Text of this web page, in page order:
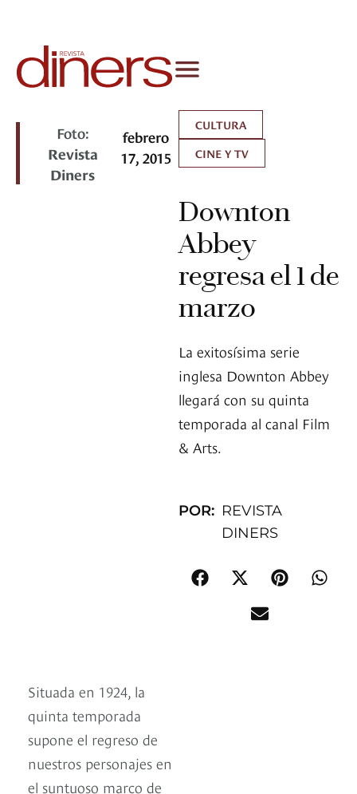
Foto:
Revista
Diners
febrero
17, 2015
CULTURA
CINE Y TV
Downton
Abbey
regresa el 1 de
marzo
La exitosísima serie
inglesa Downton Abbey
llegará con su quinta
temporada al canal Film
& Arts.
POR: REVISTA
DINERS
Situada en 1924, la
quinta temporada
supone el regreso de
nuestros personajes en
el suntuoso marco de